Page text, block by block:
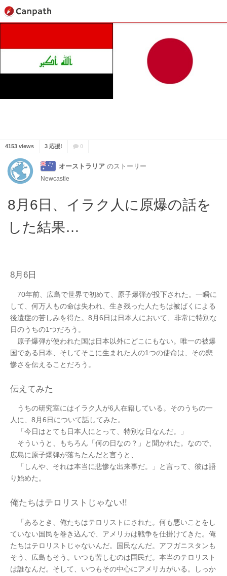
4153 views 3 応援! 0
オーストラリア のストーリー
Newcastle
8月6日、イラク人に原爆の話を
した結果…
8月6日
70年前、広島で世界で初めて、原子爆弾が投下された。一瞬に
して、何万人もの命は失われ、生き残った人たちは被ばくによる
後遺症の苦しみを得た。8月6日は日本人において、非常に特別な
日のうちの1つだろう。
原子爆弾が使われた国は日本以外にどこにもない。唯一の被爆
国である日本、そしてそこに生まれた人の1つの使命は、その悲
惨さを伝えることだろう。
伝えてみた
うちの研究室にはイラク人が6人在籍している。そのうちの一
人に、8月6日について話してみた。
「今日はとても日本人にとって、特別な日なんだ。」
そういうと、もちろん「何の日なの？」と聞かれた。なので、
広島に原子爆弾が落ちたんだと言うと、
「しんや、それは本当に悲惨な出来事だ。」と言って、彼は語
り始めた。
俺たちはテロリストじゃない!!
「あるとき、俺たちはテロリストにされた。何も悪いことをし
ていない国民を巻き込んで、アメリカは戦争を仕掛けてきた。俺
たちはテロリストじゃないんだ。国民なんだ。アフガニスタンも
そう、広島もそう。いつも苦しむのは国民だ。本当のテロリスト
は誰なんだ。そして、いつもその中心にアメリカがいる。しっか